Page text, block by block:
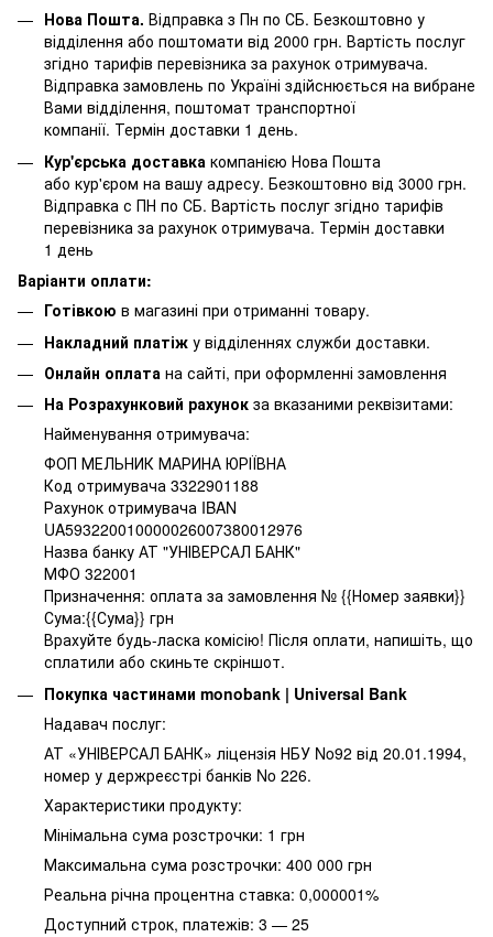
Нова Пошта. Відправка з Пн по СБ. Безкоштовно у
відділення або поштомати від 2000 грн. Вартість послуг
згідно тарифів перевізника за рахунок отримувача.
Відправка замовлень по Україні здійснюється на вибране
Вами відділення, поштомат транспортної
компанії. Термін доставки 1 день.
Кур'єрська доставка компанією Нова Пошта
або кур'єром на вашу адресу. Безкоштовно від 3000 грн.
Відправка с ПН по СБ. Вартість послуг згідно тарифів
перевізника за рахунок отримувача. Термін доставки
1 день
Варіанти оплати:
Готівкою в магазині при отриманні товару.
Накладний платіж у відділеннях служби доставки.
Онлайн оплата на сайті, при оформленні замовлення
На Розрахунковий рахунок за вказаними реквізитами:
Найменування отримувача:
ФОП МЕЛЬНИК МАРИНА ЮРІЇВНА
Код отримувача 3322901188
Рахунок отримувача IBAN
UA593220010000026007380012976
Назва банку АТ "УНІВЕРСАЛ БАНК"
МФО 322001
Призначення: оплата за замовлення № {{Номер заявки}}
Сума:{{Сума}} грн
Врахуйте будь-ласка комісію! Після оплати, напишіть, що
сплатили або скиньте скріншот.
Покупка частинами monobank | Universal Bank
Надавач послуг:
АТ «УНІВЕРСАЛ БАНК» ліцензія НБУ No92 від 20.01.1994,
номер у держреєстрі банків No 226.
Характеристики продукту:
Мінімальна сума розстрочки: 1 грн
Максимальна сума розстрочки: 400 000 грн
Реальна річна процентна ставка: 0,000001%
Доступний строк, платежів: 3 — 25